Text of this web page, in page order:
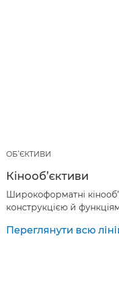
ОБ’ЄКТИВИ
Кінооб’єктиви
Широкоформатні
конструкцією й
Переглянути всю